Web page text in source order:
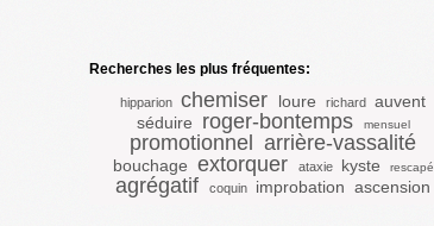
Recherches les plus fréquentes:
hipparion chemiser loure richard auvent
séduire
roger-bontemps mensuel
promotionnel arrière-vassalité
bouchage extorquer ataxie kyste rescapé
agrégatif coquin improbation ascension